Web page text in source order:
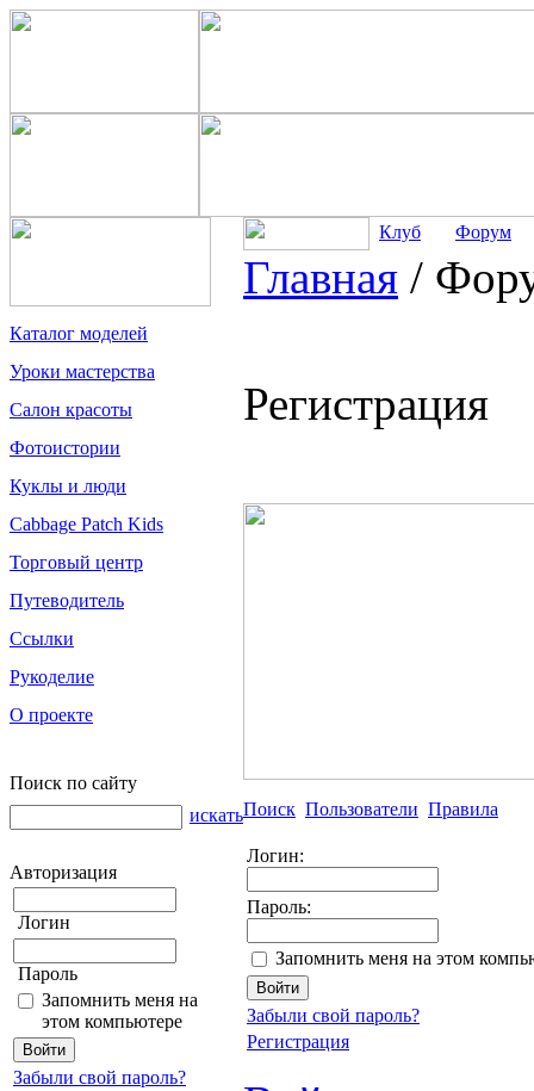
Каталог моделей
Уроки мастерства
Салон красоты
Фотоистории
Куклы и люди
Cabbage Patch Kids
Торговый центр
Путеводитель
Ссылки
Рукоделие
О проекте
Поиск по сайту
искать
Авторизация
Логин
Пароль
Запомнить меня на
этом компьютере
Забыли свой пароль?
Клуб Форум
Главная /
Регистрация
Поиск Пользователи Правила
Логин:
Пароль:
Запомнить меня на этом
Забыли свой пароль?
Регистрация